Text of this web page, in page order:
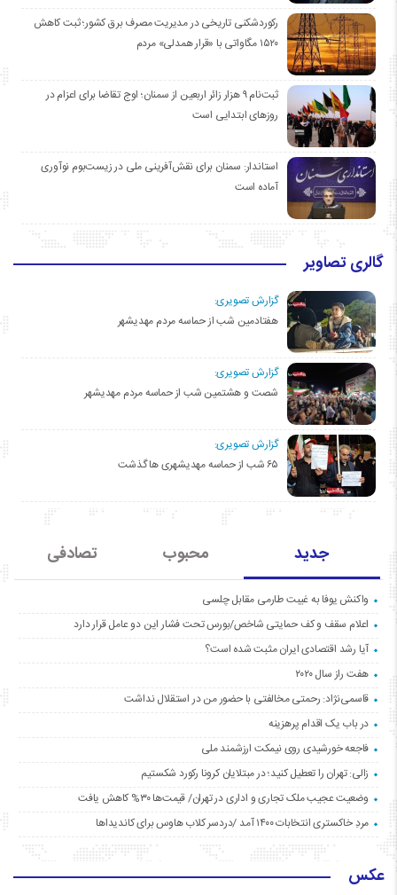
رکوردشکنی تاریخی در مدیریت مصرف برق کشور؛ ثبت کاهش
۱۵۲۰ مگاواتی با «قرار همدلی» مردم
ثبت‌نام ۹ هزار زائر اربعین از سمنان؛ اوج تقاضا برای اعزام در
روزهای ابتدایی است
استاندار: سمنان برای نقش‌آفرینی ملی در زیست‌بوم نوآوری
آماده است
گالری تصاویر
گزارش تصویری:
هفتادمین شب از حماسه مردم مهدیشهر
گزارش تصویری:
شصت و هشتمین شب از حماسه مردم مهدیشهر
گزارش تصویری:
۶۵ شب از حماسه مهدیشهری ها گذشت
جدید محبوب تصادفی
واکنش یوفا به غیبت طارمی مقابل چلسی
اعلام سقف و کف حمایتی شاخص/بورس تحت فشار این دو عامل قرار دارد
آیا رشد اقتصادی ایران مثبت شده است؟
هفت راز سال ۲۰۲۰
قاسمی‌نژاد: رحمتی مخالفتی با حضور من در استقلال نداشت
در باب یک اقدام پرهزینه
فاجعه خورشیدی روی نیمکت ارزشمند ملی
زالی: تهران را تعطیل کنید؛ در مبتلایان کرونا رکورد شکستیم
وضعیت عجیب ملک تجاری و اداری در تهران/ قیمت‌ها ۳۰% کاهش یافت
مردِ خاکستری انتخابات ۱۴۰۰ آمد /دردسر کلاب هاوس برای کاندیداها
عکس